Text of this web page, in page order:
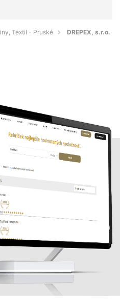
Textil - Pruské DREPEX, s.r.o.